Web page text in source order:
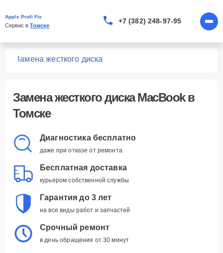
Apple Profi Fix
Сервис в Томске
+7 (382) 248-97-95
Замена жесткого диска
Замена жесткого диска MacBook в
Томске
Диагностика бесплатно
даже при отказе от ремонта
Бесплатная доставка
курьером собственной службы
Гарантия до 3 лет
на все виды работ и запчастей
Срочный ремонт
в день обращения от 30 минут